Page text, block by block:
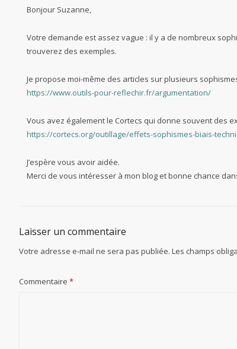
Bonjour Suzanne,
Votre demande est assez vague : il y a de nombreux
trouverez des exemples.
Je propose moi-même des articles sur plusieurs
https://www.outils-pour-reflechir.fr/argumentation/
Vous avez également le Cortecs qui donne souvent des
https://cortecs.org/outillage/effets-sophismes-biais-
J’espère vous avoir aidée.
Merci de vous intéresser à mon blog et bonne chance
Laisser un commentaire
Votre adresse e-mail ne sera pas publiée. Les champs
Commentaire *